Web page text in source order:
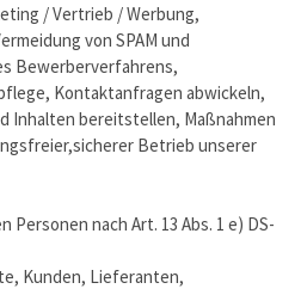
/ Vertrieb / Werbung,
von SPAM und
Bewerberverfahrens,
Kontaktanfragen abwickeln,
Inhalten bereitstellen, Maßnahmen
Betrieb unserer
nach Art. 13 Abs. 1 e) DS-
Kunden, Lieferanten,